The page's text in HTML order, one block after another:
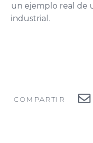
un ejemplo real de
industrial.
COMPARTIR